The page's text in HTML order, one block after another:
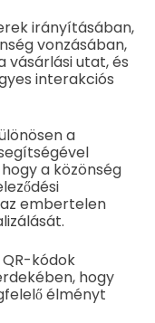
irányításában,
vonzásában,
vásárlási utat, és
interakciós
a
a közönség
embertelen
kódok
hogy
élményt